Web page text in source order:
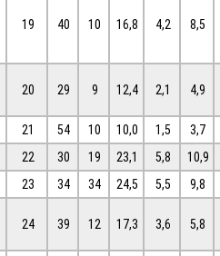
19 40 10 16,8 4,2 8,5
20 29 9 12,4 2,1 4,9
21 54 10 10,0 1,5
3,7
22 30 19 23,1 5,8
10,9
23 34 34 24,5 5,5 9,8
24 39 12 17,3 3,6 5,8